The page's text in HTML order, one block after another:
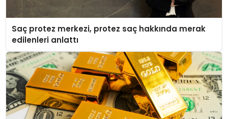
Saç protez merkezi, protez saç hakkında merak
edilenleri anlattı